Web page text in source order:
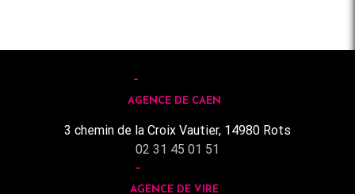
AGENCE DE CAEN
3 chemin de la Croix Vautier, 14980 Rots
02 31 45 01 51
AGENCE DE VIRE